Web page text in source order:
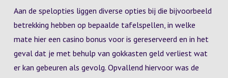
Aan de spelopties liggen diverse opties bij die bijvoorbeeld
betrekking hebben op bepaalde tafelspellen, in welke
mate hier een casino bonus voor is gereserveerd en in het
geval dat je met behulp van gokkasten geld verliest wat
er kan gebeuren als gevolg. Opvallend hiervoor was de